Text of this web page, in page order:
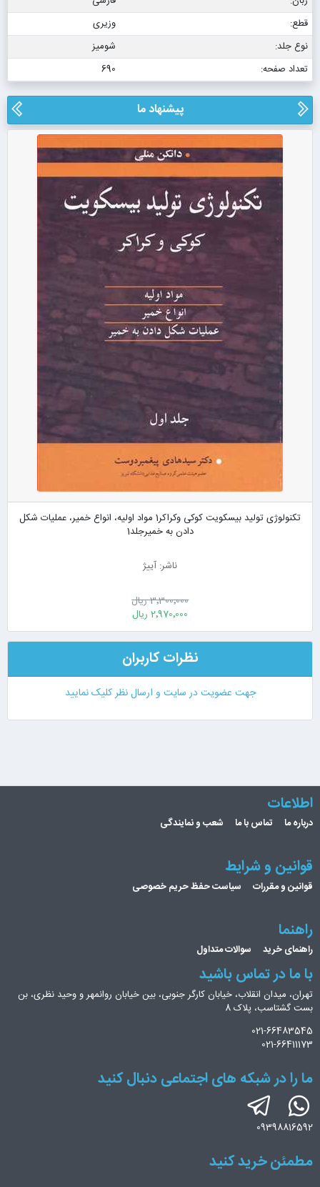
قطع:
وزیری
نوع جلد:
شومیز
تعداد صفحه:
690
پیشنهاد ما
تکنولوژی تولید بیسکویت کوکی وکراکر1 مواد اولیه، انواع خمیر، عملیات شکل
دادن به خمیرجلد1
ناشر: آییژ
3٬300٬000 ریال
2٬970٬000 ریال
نظرات کاربران
جهت عضویت در سایت و ارسال نظر کلیک نمایید
اطلاعات
درباره ما تماس با ما شعب و نمایندگی
قوانین و شرایط
قوانین و مقررات سیاست حفظ حریم خصوصی
راهنما
راهنمای خرید سوالات متداول
با ما در تماس باشید
تهران، میدان انقلاب، خیابان کارگر جنوبی، بین خیابان روانمهر و وحید نظری، بن
بست گشتاسب، پلاک 8
021-66483545
021-66411173
ما را در شبکه های اجتماعی دنبال کنید
09398816592
مطمئن خرید کنید